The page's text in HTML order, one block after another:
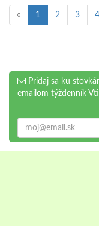
« 1 2 3 4
Pridaj sa ku
emailom týždenník